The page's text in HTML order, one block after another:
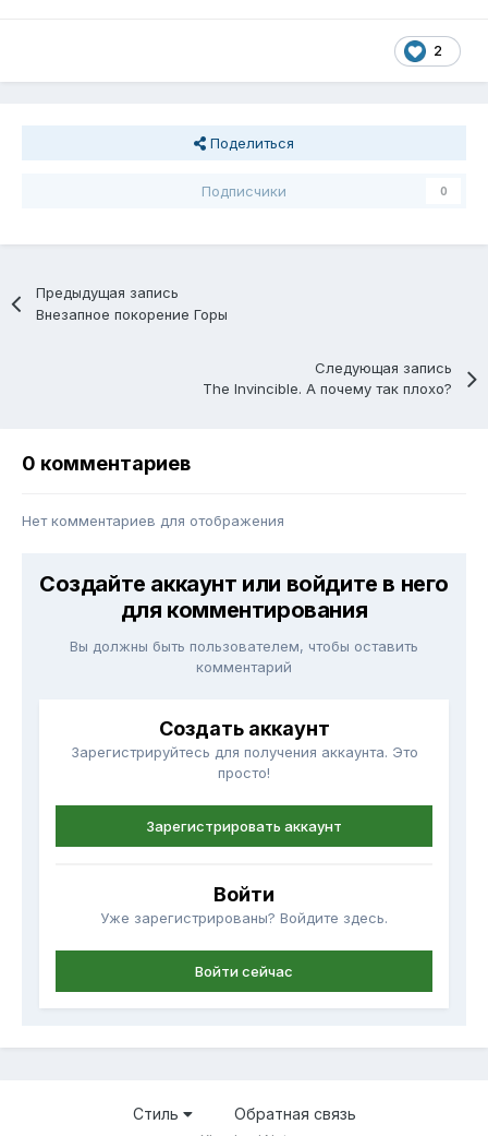
2
Поделиться
Подписчики 0
Предыдущая запись
Внезапное покорение Горы
Следующая запись
The Invincible. А почему так плохо?
0 комментариев
Нет комментариев для отображения
Создайте аккаунт или войдите в него
для комментирования
Вы должны быть пользователем, чтобы оставить
комментарий
Создать аккаунт
Зарегистрируйтесь для получения аккаунта. Это
просто!
Зарегистрировать аккаунт
Войти
Уже зарегистрированы? Войдите здесь.
Войти сейчас
Стиль Обратная связь